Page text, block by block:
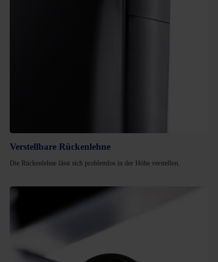
Verstellbare Rückenlehne
Die Rückenlehne lässt sich problemlos in der Höhe verstellen.